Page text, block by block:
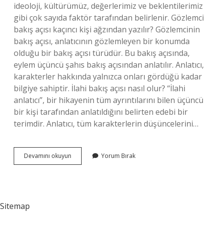
ideoloji, kültürümüz, değerlerimiz ve beklentilerimiz
gibi çok sayıda faktör tarafından belirlenir. Gözlemci
bakış açısı kaçıncı kişi ağzından yazılır? Gözlemcinin
bakış açısı, anlatıcının gözlemleyen bir konumda
olduğu bir bakış açısı türüdür. Bu bakış açısında,
eylem üçüncü şahıs bakış açısından anlatılır. Anlatıcı,
karakterler hakkında yalnızca onları gördüğü kadar
bilgiye sahiptir. İlahi bakış açısı nasıl olur? “İlahi
anlatıcı”, bir hikayenin tüm ayrıntılarını bilen üçüncü
bir kişi tarafından anlatıldığını belirten edebi bir
terimdir. Anlatıcı, tüm karakterlerin düşüncelerini…
Devamını okuyun Gözlemci
Bakış
Yorum Bırak
Sitemap